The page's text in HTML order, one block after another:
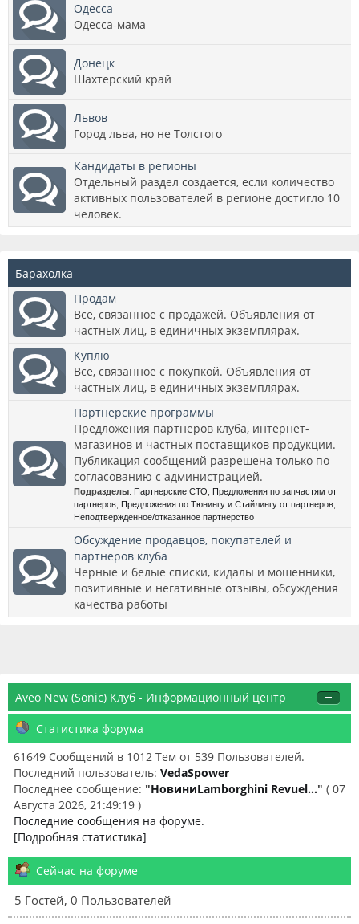
Одесса
Одесса-мама
Донецк
Шахтерский край
Львов
Город льва, но не Толстого
Кандидаты в регионы
Отдельный раздел создается, если количество
активных пользователей в регионе достигло 10
человек.
Барахолка
Продам
Все, связанное с продажей. Объявления от
частных лиц, в единичных экземплярах.
Куплю
Все, связанное с покупкой. Объявления от
частных лиц, в единичных экземплярах.
Партнерские программы
Предложения партнеров клуба, интернет-
магазинов и частных поставщиков продукции.
Публикация сообщений разрешена только по
согласованию с администрацией.
Подразделы: Партнерские СТО Предложения по запчастям от
партнеров Предложения по Тюнингу и Стайлингу от партнеров
Неподтвержденное/отказанное партнерство
Обсуждение продавцов, покупателей и
партнеров клуба
Черные и белые списки, кидалы и мошенники,
позитивные и негативные отзывы, обсуждения
качества работы
Aveo New (Sonic) Клуб - Информационный центр
Статистика форума
61649 Сообщений в 1012 Тем от 539 Пользователей.
Последний пользователь: VedaSpower
Последнее сообщение: "НовиниLamborghini Revuel..." ( 07
Августа 2026, 21:49:19 )
Последние сообщения на форуме.
[Подробная статистика]
Сейчас на форуме
5 Гостей, 0 Пользователей